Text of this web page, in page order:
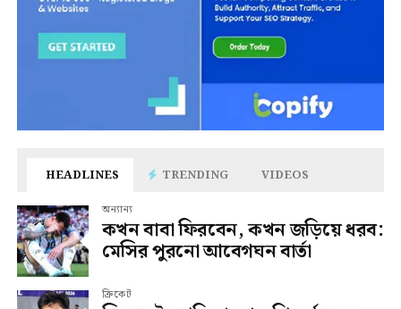
HEADLINES TRENDING VIDEOS
অন্যান্য
কখন বাবা ফিরবেন, কখন জড়িয়ে ধরব:
মেসির পুরনো আবেগঘন বার্তা
ক্রিকেট